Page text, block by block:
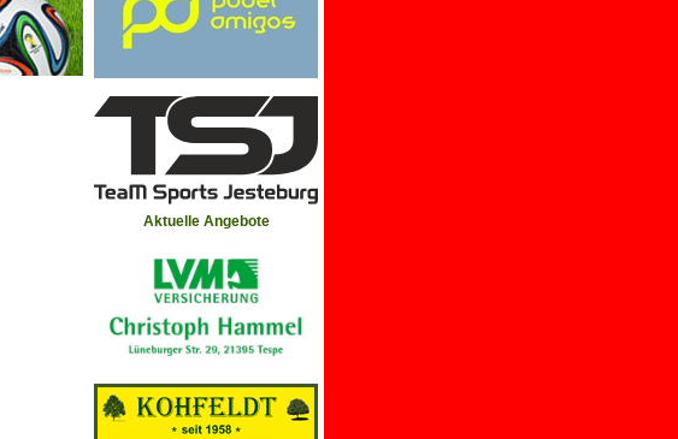
Aktuelle Angebote